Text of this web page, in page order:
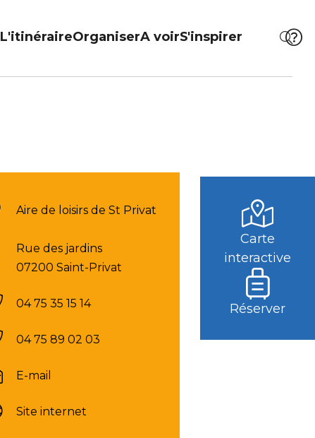
Carte
interactive
Réserver
L'itinéraireOrganiserA voirS'inspirer
Aire de loisirs de St Privat
Rue des jardins
07200 Saint-Privat
04 75 35 15 14
04 75 89 02 03
E-mail
Site internet